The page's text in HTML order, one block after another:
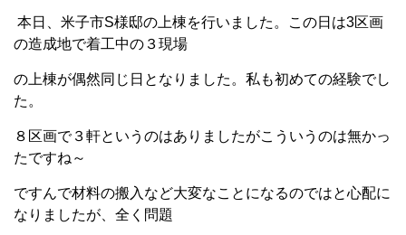
本日、米子市S様邸の上棟を行いました。この日は3区画
の造成地で着工中の３現場
の上棟が偶然同じ日となりました。私も初めての経験でし
た。
８区画で３軒というのはありましたがこういうのは無かっ
たですね～
ですんで材料の搬入など大変なことになるのではと心配に
なりましたが、全く問題